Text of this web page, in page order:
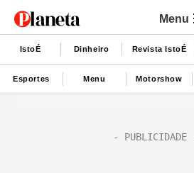
Menu
IstoÉ Dinheiro Revista IstoÉ
Esportes Menu Motorshow